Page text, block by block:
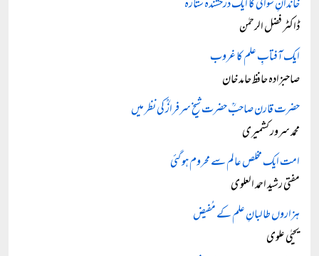
خاندانِ سواتی کا ایک درخشندہ ستارہ
ڈاکٹر فضل الرحمٰن
ایک آفتابِ علم کا غروب
صاحبزادہ حافظ حامد خان
حضرت قارن صاحبؒ حضرت شیخ سرفرازؒ کی نظر میں
محمد سرور کشمیری
امت ایک مخلص عالم سے محروم ہو گئی
مفتی رشید احمد العلوی
ہزاروں طالبانِ علم کے مُفیض
یحیٰی علوی